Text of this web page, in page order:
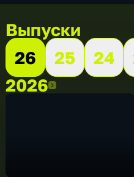
Выпуски
26
25 24
20262026